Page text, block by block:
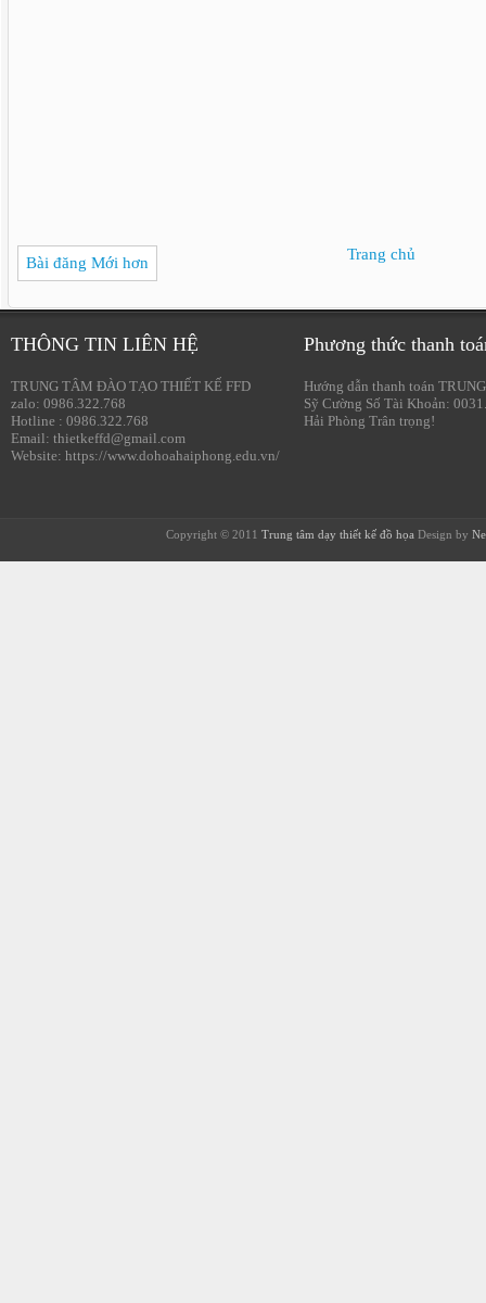
Bài đăng Mới hơn Trang chủ
THÔNG TIN LIÊN HỆ
TRUNG TÂM ĐÀO TẠO THIẾT KẾ FFD
zalo: 0986.322.768
Hotline : 0986.322.768
Email: thietkeffd@gmail.com
Website: https://www.dohoahaiphong.edu.vn/
Phương thức thanh
Hướng dẫn thanh toán
Sỹ Cường Số Tài Khoản:
Hải Phòng Trân trọng!
Copyright © 2011 Trung tâm dạy thiết kế đồ họa Design by